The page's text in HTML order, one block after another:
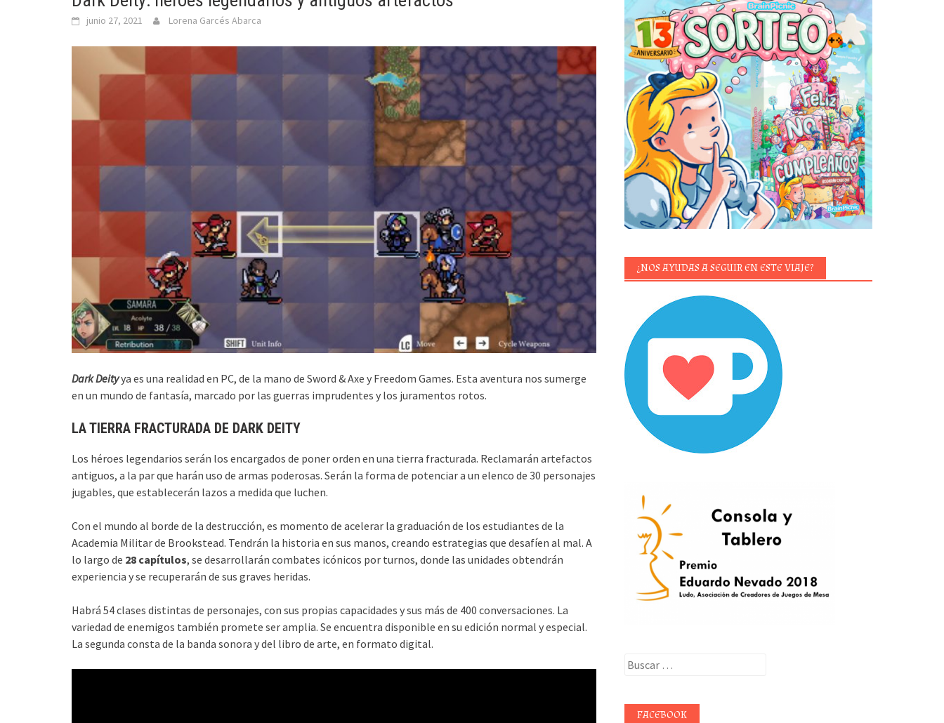
junio 27, 2021 Lorena Garcés Abarca
Dark Deityya es una realidad en PC, de la mano de Sword & Axe y Freedom Games. Esta aventura nos sumerge
en un mundo de fantasía, marcado por las guerras imprudentes y los juramentos rotos.
LA TIERRA FRACTURADA DE DARK DEITY
Los héroes legendarios serán los encargados de poner orden en una tierra fracturada. Reclamarán artefactos
antiguos, a la par que harán uso de armas poderosas. Serán la forma de potenciar a un elenco de 30 personajes
jugables, que establecerán lazos a medida que luchen.
Con el mundo al borde de la destrucción, es momento de acelerar la graduación de los estudiantes de la
Academia Militar de Brookstead. Tendrán la historia en sus manos, creando estrategias que desafíen al mal. A
lo largo de 28 capítulos, se desarrollarán combates icónicos por turnos, donde las unidades obtendrán
experiencia y se recuperarán de sus graves heridas.
Habrá 54 clases distintas de personajes, con sus propias capacidades y sus más de 400 conversaciones. La
variedad de enemigos también promete ser amplia. Se encuentra disponible en su edición normal y especial.
La segunda consta de la banda sonora y del libro de arte, en formato digital.
¿NOS AYUDAS A SEGUIR EN ESTE VIAJE?
Buscar:
FACEBOOK